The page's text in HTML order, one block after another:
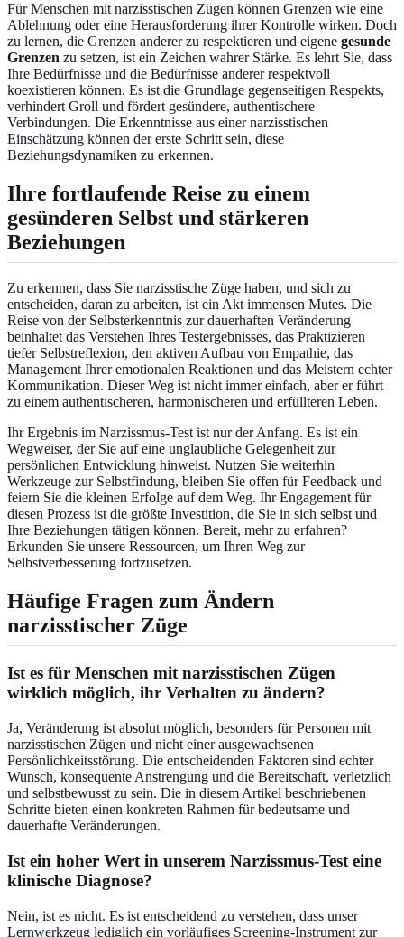
Für Menschen mit narzisstischen Zügen können Grenzen wie eine
Ablehnung oder eine Herausforderung ihrer Kontrolle wirken. Doch
zu lernen, die Grenzen anderer zu respektieren und eigene gesunde
Grenzen zu setzen, ist ein Zeichen wahrer Stärke. Es lehrt Sie, dass
Ihre Bedürfnisse und die Bedürfnisse anderer respektvoll
koexistieren können. Es ist die Grundlage gegenseitigen Respekts,
verhindert Groll und fördert gesündere, authentischere
Verbindungen. Die Erkenntnisse aus einernarzisstischen
Einschätzung können der erste Schritt sein, diese
Beziehungsdynamiken zu erkennen.
Ihre fortlaufende Reise zu einem
gesünderen Selbst und stärkeren
Beziehungen
Zu erkennen, dass Sie narzisstische Züge haben, und sich zu
entscheiden, daran zu arbeiten, ist ein Akt immensen Mutes. Die
Reise von der Selbsterkenntnis zur dauerhaften Veränderung
beinhaltet das Verstehen Ihres Testergebnisses, das Praktizieren
tiefer Selbstreflexion, den aktiven Aufbau von Empathie, das
Management Ihrer emotionalen Reaktionen und das Meistern echter
Kommunikation. Dieser Weg ist nicht immer einfach, aber er führt
zu einem authentischeren, harmonischeren und erfüllteren Leben.
Ihr Ergebnis im Narzissmus-Test ist nur der Anfang. Es ist ein
Wegweiser, der Sie auf eine unglaubliche Gelegenheit zur
persönlichen Entwicklung hinweist. Nutzen Sie weiterhin
Werkzeuge zur Selbstfindung, bleiben Sie offen für Feedback und
feiern Sie die kleinen Erfolge auf dem Weg. Ihr Engagement für
diesen Prozess ist die größte Investition, die Sie in sich selbst und
Ihre Beziehungen tätigen können. Bereit, mehr zu erfahren?
Erkunden Sie unsere Ressourcen, um Ihren Weg zur
Selbstverbesserung fortzusetzen.
Häufige Fragen zum Ändern
narzisstischer Züge
Ist es für Menschen mit narzisstischen Zügen
wirklich möglich, ihr Verhalten zu ändern?
Ja, Veränderung ist absolut möglich, besonders für Personen mit
narzisstischen Zügen und nicht einer ausgewachsenen
Persönlichkeitsstörung. Die entscheidenden Faktoren sind echter
Wunsch, konsequente Anstrengung und die Bereitschaft, verletzlich
und selbstbewusst zu sein. Die in diesem Artikel beschriebenen
Schritte bieten einen konkreten Rahmen für bedeutsame und
dauerhafte Veränderungen.
Ist ein hoher Wert in unserem Narzissmus-Test eine
klinische Diagnose?
Nein, ist es nicht. Es ist entscheidend zu verstehen, dass unser
Lernwerkzeug lediglich ein vorläufiges Screening-Instrument zur